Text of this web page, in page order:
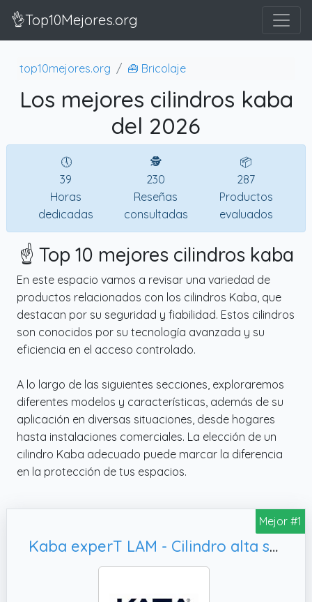
👌Top10Mejores.org
top10mejores.org 🧰 Bricolaje
Los mejores cilindros kaba
del 2026
🕔
39
Horas
dedicadas
🕵
230
Reseñas
consultadas
📦
287
Productos
evaluados
☝️ Top 10 mejores cilindros kaba
En este espacio vamos a revisar una variedad de
productos relacionados con los cilindros Kaba, que
destacan por su seguridad y fiabilidad. Estos cilindros
son conocidos por su tecnología avanzada y su
eficiencia en el acceso controlado.
A lo largo de las siguientes secciones, exploraremos
diferentes modelos y características, además de su
aplicación en diversas situaciones, desde hogares
hasta instalaciones comerciales. La elección de un
cilindro Kaba adecuado puede marcar la diferencia
en la protección de tus espacios.
Mejor #1
Kaba experT LAM - Cilindro alta seguridad Níquel 30X30